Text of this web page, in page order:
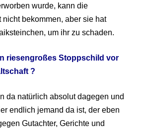
wurde, kann die
nicht bekommen, aber sie hat
um ihr zu schaden.
riesengroßes Stoppschild vor
?
da natürlich absolut dagegen und
endlich jemand da ist, der eben
Gutachter, Gerichte und